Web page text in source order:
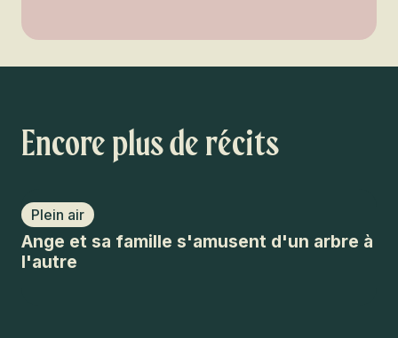
Encore plus de récits
Plein air
Ange et sa famille s'amusent d'un arbre à
l'autre